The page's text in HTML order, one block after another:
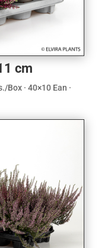
cm
Box · 40×10 Ean ·